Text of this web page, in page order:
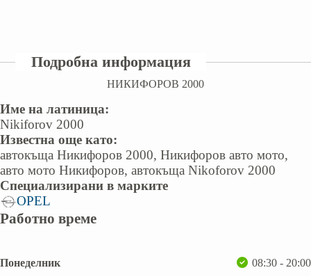
Подробна информация
НИКИФОРОВ 2000
Име на латиница:
Nikiforov 2000
Известна още като:
автокъща Никифоров 2000, Никифоров авто мото,
авто мото Никифоров, автокъща Nikoforov 2000
Специализирани в марките
OPEL
Работно време
Понеделник 08:30 - 20:00